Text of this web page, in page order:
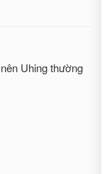
Uhing thường